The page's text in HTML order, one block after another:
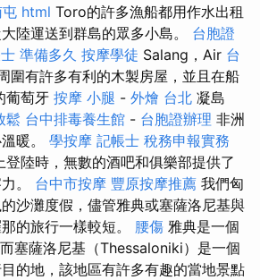
html Toro的許多漁船都用作水出租
陸運送到群島的眾多小島。 台胞證
準備多久 按摩學徒 Salang，Air 台
圍有許多有利的木製房屋，並且在船
葡萄牙 按摩 小腿 - 外燴 台北 凝島
鬆 台中排毒養生館 - 台胞證辦理 非洲
暖。 學按摩 記帳士 稅務申報實務
登陸時，無數的酒吧和俱樂部提供了
。 台中市按摩 豐原按摩推薦 我們匈
沙灘度假，儘管雅典或塞薩洛尼基與
的旅行一樣較短。 腰傷 雅典是一個
塞薩洛尼基（Thessaloniki）是一個
的地，該地區有許多有趣的當地景點